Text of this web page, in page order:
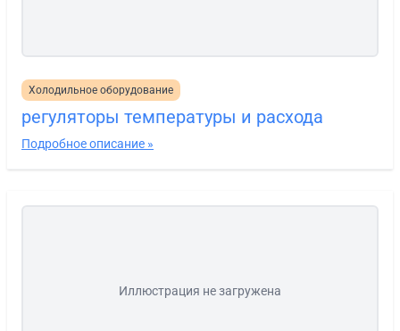
Холодильное оборудование
регуляторы температуры и расхода
Подробное описание »
Иллюстрация не загружена